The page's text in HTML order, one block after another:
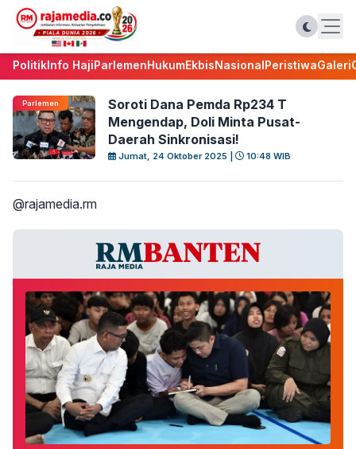
PolitikInfo HajiParlemenHukumEkbisNasionalPeristiwaGaleri
Parlemen
Soroti Dana Pemda Rp234 T
Mengendap, Doli Minta Pusat-
Daerah Sinkronisasi!
Jumat, 24 Oktober 2025 | 10:48 WIB
@rajamedia.rm